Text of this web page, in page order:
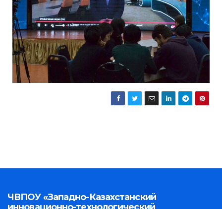
ЧВПОУ «Западно-Казахстанский